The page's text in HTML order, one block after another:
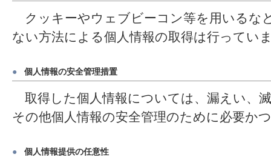
クッキーやウェブビーコン等を用いるな
ない方法による個人情報の取得は行ってい
● 個人情報の安全管理措置
取得した個人情報については、漏えい、
その他個人情報の安全管理のために必要か
● 個人情報提供の任意性